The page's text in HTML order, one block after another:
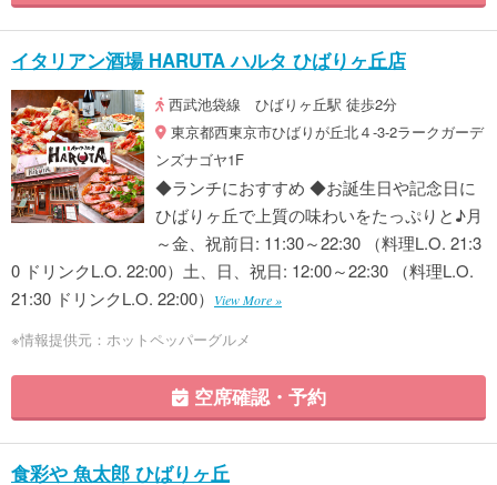
イタリアン酒場 HARUTA ハルタ ひばりヶ丘店
西武池袋線 ひばりヶ丘駅 徒歩2分
東京都西東京市ひばりが丘北４-3-2ラークガーデ
ンズナゴヤ1F
◆ランチにおすすめ ◆お誕生日や記念日に
ひばりヶ丘で上質の味わいをたっぷりと♪月
～金、祝前日: 11:30～22:30 （料理L.O. 21:3
0 ドリンクL.O. 22:00）土、日、祝日: 12:00～22:30 （料理L.O.
21:30 ドリンクL.O. 22:00）
View More »
※情報提供元：ホットペッパーグルメ
空席確認・予約
食彩や 魚太郎 ひばりヶ丘